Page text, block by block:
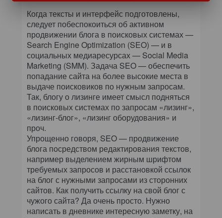
Когда тексты и интерфейс подготовлены,
следует побеспокоиться об активном
продвижении блога в поисковых системах —
Search Engine Optimization (SEO) — и в
социальных медиаресурсах — Social Media
Marketing (SMM). Задача SEO — обеспечить
попадание сайта на более высокие места в
выдаче поисковиков по нужным запросам.
Так, блогу о лизинге имеет смысл подняться
в поисковых системах по запросам «лизинг»,
«лизинг-блог», «лизинг оборудования» и
проч.
Упрощенно говоря, SEO — продвижение
блога посредством редактирования текстов,
например выделением жирным шрифтом
требуемых запросов и расстановкой ссылок
на блог с нужными запросами из сторонних
сайтов. Как получить ссылку на свой блог с
чужого сайта? Да очень просто. Нужно
написать в дневнике интересную заметку, на